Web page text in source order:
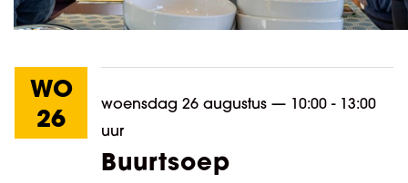
WO
26
woensdag 26 augustus — 10:00 - 13:00
uur
Buurtsoep